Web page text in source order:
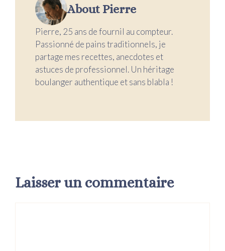
About Pierre
Pierre, 25 ans de fournil au compteur.
Passionné de pains traditionnels, je
partage mes recettes, anecdotes et
astuces de professionnel. Un héritage
boulanger authentique et sans blabla !
Laisser un commentaire